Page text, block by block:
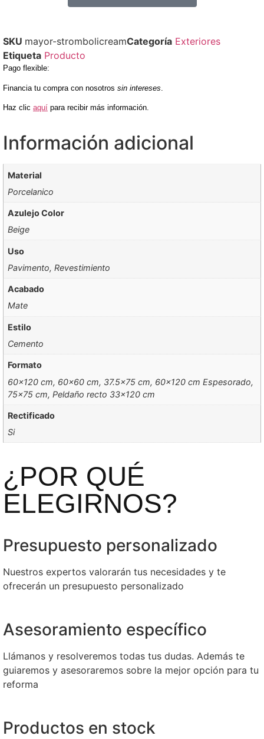
SKU mayor-strombolicreamCategoría Exteriores
Etiqueta Producto
Pago flexible:
Financia tu compra con nosotros sin intereses
Haz clic aquí para recibir más información.
Información adicional
Material
Porcelanico
Azulejo Color
Beige
Uso
Pavimento, Revestimiento
Acabado
Mate
Estilo
Cemento
Formato
60×120 cm, 60×60 cm, 37.5×75 cm, 60×120 cm Espesorado,
75×75 cm, Peldaño recto 33×120 cm
Rectificado
Si
¿POR QUÉ
ELEGIRNOS?
Presupuesto personalizado
Nuestros expertos valorarán tus necesidades y te
ofrecerán un presupuesto personalizado
Asesoramiento específico
Llámanos y resolveremos todas tus dudas. Además te
guiaremos y asesoraremos sobre la mejor opción para tu
reforma
Productos en stock